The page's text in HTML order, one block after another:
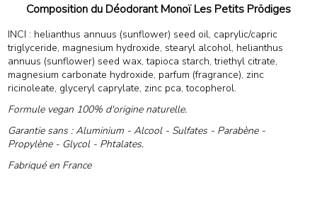
Composition du Déodorant Monoï Les Petits Prödiges
INCI : helianthus annuus (sunflower) seed oil, caprylic/capric
triglyceride, magnesium hydroxide, stearyl alcohol, helianthus
annuus (sunflower) seed wax, tapioca starch, triethyl citrate,
magnesium carbonate hydroxide, parfum (fragrance), zinc
ricinoleate, glyceryl caprylate, zinc pca, tocopherol.
Formule vegan 100% d'origine naturelle.
Garantie sans : Aluminium - Alcool - Sulfates - Parabène -
Propylène - Glycol - Phtalates.
Fabriqué en France